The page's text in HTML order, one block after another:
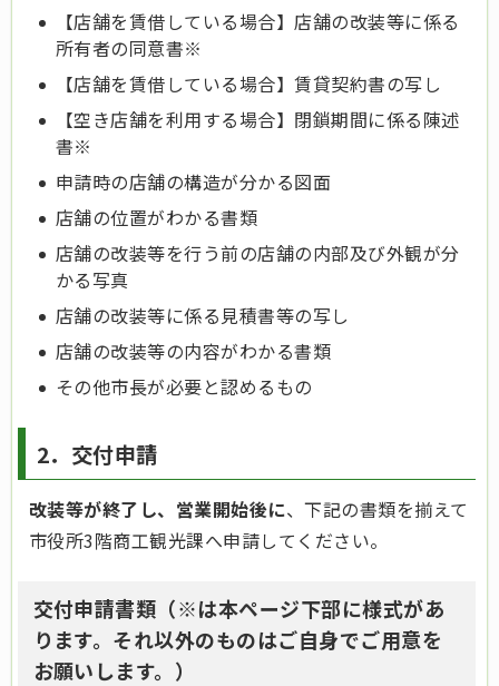
【店舗を賃借している場合】店舗の改装等に係る
所有者の同意書※
【店舗を賃借している場合】賃貸契約書の写し
【空き店舗を利用する場合】閉鎖期間に係る陳述
書※
申請時の店舗の構造が分かる図面
店舗の位置がわかる書類
店舗の改装等を行う前の店舗の内部及び外観が分
かる写真
店舗の改装等に係る見積書等の写し
店舗の改装等の内容がわかる書類
その他市長が必要と認めるもの
2．交付申請
改装等が終了し、営業開始後に、下記の書類を揃えて
市役所3階商工観光課へ申請してください。
交付申請書類（※は本ページ下部に様式があ
ります。それ以外のものはご自身でご用意を
お願いします。）